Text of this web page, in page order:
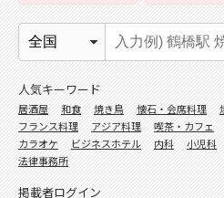
人気キーワード
居酒屋 和食 焼き鳥 懐石・会席料理
フランス料理
アジア料理 喫茶・カフェ
カラオケ
ビジネスホテル 内科 小児科
法律事務所
掲載者ログイン